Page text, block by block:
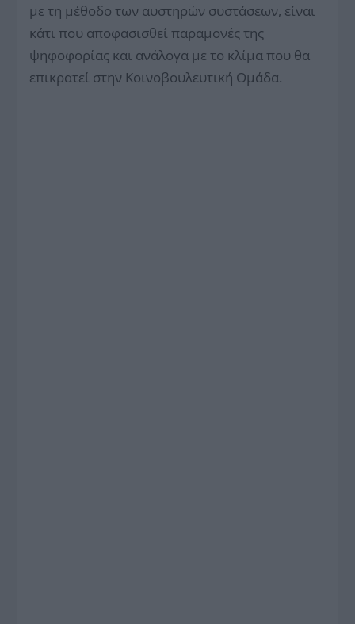
με τη μέθοδο των αυ­στηρών συστάσεων, είναι
κάτι που αποφασισθεί παραμονές της
ψηφοφορίας και ανάλογα με το κλίμα που θα
επικρατεί στην Κοινοβουλευτική Ομάδα.